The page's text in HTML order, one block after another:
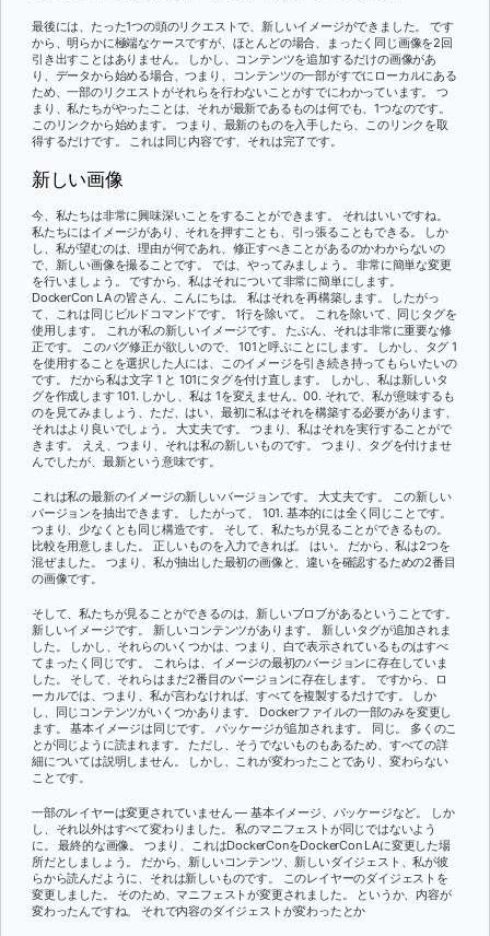
最後には、たった1つの頭のリクエストで、新しいイメージができました。 です
から、明らかに極端なケースですが、ほとんどの場合、まったく同じ画像を2回
引き出すことはありません。 しかし、コンテンツを追加するだけの画像があ
り、データから始める場合、つまり、コンテンツの一部がすでにローカルにある
ため、一部のリクエストがそれらを行わないことがすでにわかっています。 つ
まり、私たちがやったことは、それが最新であるものは何でも、1つなのです。
このリンクから始めます。 つまり、最新のものを入手したら、このリンクを取
得するだけです。 これは同じ内容です、それは完了です。
新しい画像
今、私たちは非常に興味深いことをすることができます。 それはいいですね。
私たちにはイメージがあり、それを押すことも、引っ張ることもできる。 しか
し、私が望むのは、理由が何であれ、修正すべきことがあるのかわからないの
で、新しい画像を撮ることです。 では、やってみましょう。 非常に簡単な変更
を行いましょう。 ですから、私はそれについて非常に簡単にします。
DockerCon LA の皆さん、こんにちは。 私はそれを再構築します。 したがっ
て、これは同じビルドコマンドです。 1行を除いて。 これを除いて、同じタグを
使用します。 これが私の新しいイメージです。 たぶん、それは非常に重要な修
正です。 このバグ修正が欲しいので、 101と呼ぶことにします。 しかし、タグ 1
を使用することを選択した人には、このイメージを引き続き持ってもらいたいの
です。 だから私は文字 1 と 101にタグを付け直します。 しかし、私は新しいタ
グを作成します 101. しかし、私は 1を変えません。00. それで、私が意味するも
のを見てみましょう、ただ、はい、最初に私はそれを構築する必要があります、
それはより良いでしょう。 大丈夫です。 つまり、私はそれを実行することがで
きます。 ええ、つまり、それは私の新しいものです。 つまり、タグを付けませ
んでしたが、最新という意味です。
これは私の最新のイメージの新しいバージョンです。 大丈夫です。 この新しい
バージョンを抽出できます。 したがって、 101. 基本的には全く同じことです。
つまり、少なくとも同じ構造です。 そして、私たちが見ることができるもの。
比較を用意しました。 正しいものを入力できれば。 はい。 だから、私は2つを
混ぜました。 つまり、私が抽出した最初の画像と、違いを確認するための2番目
の画像です。
そして、私たちが見ることができるのは、新しいブロブがあるということです。
新しいイメージです。 新しいコンテンツがあります。 新しいタグが追加されま
した。 しかし、それらのいくつかは、つまり、白で表示されているものはすべ
てまったく同じです。 これらは、イメージの最初のバージョンに存在していま
した。 そして、それらはまだ2番目のバージョンに存在します。 ですから、ロ
ーカルでは、つまり、私が言わなければ、すべてを複製するだけです。 しか
し、同じコンテンツがいくつかあります。 Dockerファイルの一部のみを変更し
ます。 基本イメージは同じです。 パッケージが追加されます。 同じ。 多くのこ
とが同じように読まれます。 ただし、そうでないものもあるため、すべての詳
細については説明しません。 しかし、これが変わったことであり、変わらない
ことです。
一部のレイヤーは変更されていません — 基本イメージ、パッケージなど。 しか
し、それ以外はすべて変わりました。 私のマニフェストが同じではないよう
に。 最終的な画像。 つまり、これはDockerConをDockerCon LAに変更した場
所だとしましょう。 だから、新しいコンテンツ、新しいダイジェスト、私が彼
らから読んだように、それは新しいものです。 このレイヤーのダイジェストを
変更しました。 そのため、マニフェストが変更されました。 というか、内容が
変わったんですね。 それで内容のダイジェストが変わったとか